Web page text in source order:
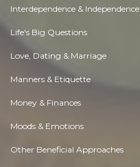
Interdependence & Independence
Life's Big Questions
Love, Dating & Marriage
Manners & Etiquette
Money & Finances
Moods & Emotions
Other Beneficial Approaches